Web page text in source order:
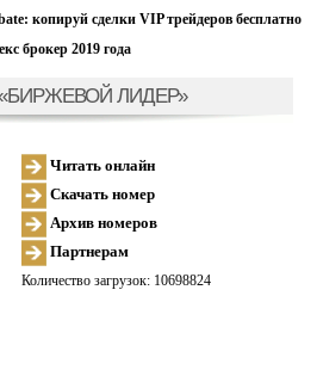
копируй сделки VIP трейдеров бесплатно
брокер 2019 года
ЛИДЕР»
Читать онлайн
Скачать номер
Архив номеров
Партнерам
Количество загрузок: 10698824